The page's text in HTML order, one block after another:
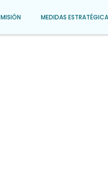
MISIÓN MEDIDAS